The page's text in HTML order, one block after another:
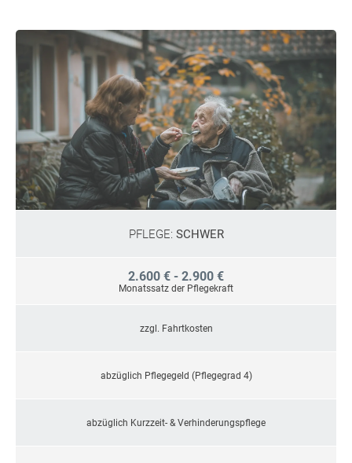
PFLEGE: SCHWER
2.600 € - 2.900 €
Monatssatz der Pflegekraft
zzgl. Fahrtkosten
abzüglich Pflegegeld (Pflegegrad 4)
abzüglich Kurzzeit- & Verhinderungspflege